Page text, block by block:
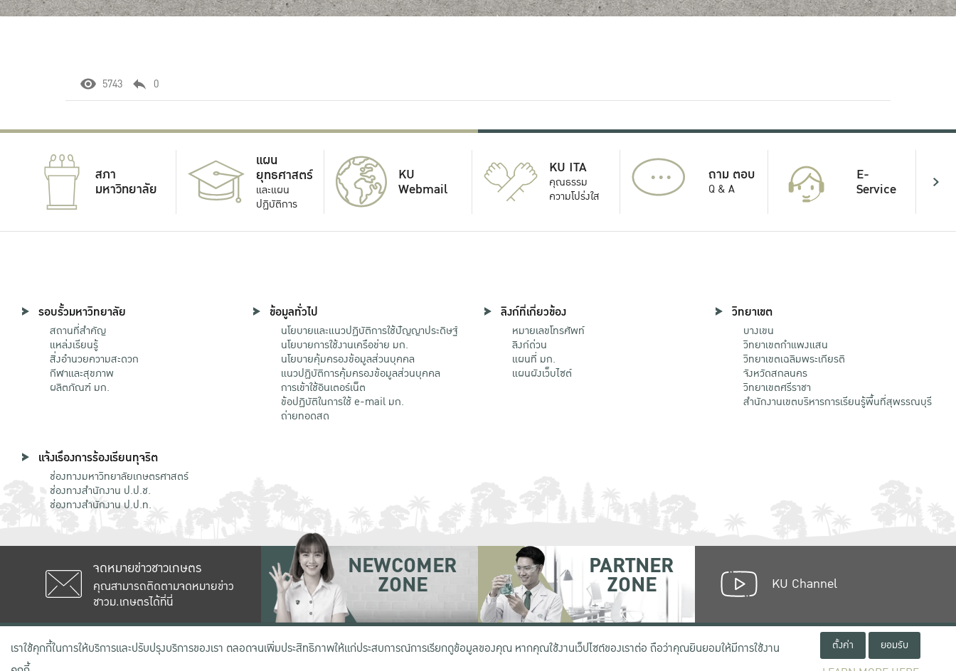
5743 0
สภา
มหาวิทยาลัย
แผน
ยุทธศาสตร์
และแผน
ปฏิบัติการ
KU
Webmail
KU ITA
คุณธรรม
ความโปร่งใส
... ถาม ตอบ
Q & A
E-
Service
รอบรั้วมหาวิทยาลัย
สถานที่สำคัญ
แหล่งเรียนรู้
สิ่งอำนวยความสะดวก
กีฬาและสุขภาพ
ผลิตภัณฑ์ มก.
ข้อมูลทั่วไป
นโยบายและแนวปฏิบัติการใช้ปัญญาประดิษฐ์
นโยบายการใช้งานเครือข่าย มก.
นโยบายคุ้มครองข้อมูลส่วนบุคคล
แนวปฏิบัติการคุ้มครองข้อมูลส่วนบุคคล
การเข้าใช้อินเตอร์เน็ต
ข้อปฏิบัติในการใช้ e-mail มก.
ถ่ายทอดสด
ลิงก์ที่เกี่ยวข้อง
หมายเลขโทรศัพท์
ลิงก์ด่วน
แผนที่ มก.
แผนผังเว็บไซต์
วิทยาเขต
บางเขน
วิทยาเขตกําแพงแสน
วิทยาเขตเฉลิมพระเกียรติ
จังหวัดสกลนคร
วิทยาเขตศรีราชา
สำนักงานเขตบริหารการเรียนรู้พื้นที่สุพรรณบุรี
แจ้งเรื่องการร้องเรียนทุจริต
ช่องทางมหาวิทยาลัยเกษตรศาสตร์
ช่องทางสำนักงาน ป.ป.ช.
ช่องทางสำนักงาน ป.ป.ท.
จดหมายข่าวชาวเกษตร
คุณสามารถติดตามจดหมายข่าว
ชาวม.เกษตรได้ที่นี่
NEWCOMER
ZONE
PARTNER
ZONE KU Channel
เลขที่ 50 ถนนงามวงศ์วาน แขวงลาดยาว เขตจตุจักร กรุงเทพฯ 10900โทรศัพท์ +66 (0) 2942 8200-45
เราใช้คุกกี้ในการให้บริการและปรับปรุงบริการของเรา ตลอดจนเพิ่มประสิทธิภาพให้แก่ประสบการณ์การเรียกดูข้อมูลของคุณ หากคุณใช้งานเว็ปไซต์ของเราต่อ ถือว่าคุณยินยอมให้มีการใช้งาน
ตั้งค่า ยอมรับ